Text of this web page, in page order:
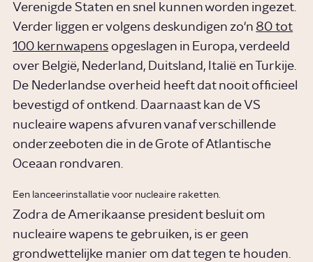
Verenigde Staten en snel kunnen worden ingezet.
Verder liggen er volgens deskundigen zo'n 80 tot
100 kernwapens opgeslagen in Europa, verdeeld
over België, Nederland, Duitsland, Italië en Turkije.
De Nederlandse overheid heeft dat nooit officieel
bevestigd of ontkend. Daarnaast kan de VS
nucleaire wapens afvuren vanaf verschillende
onderzeeboten die in de Grote of Atlantische
Oceaan rondvaren.
Een lanceerinstallatie voor nucleaire raketten.
Zodra de Amerikaanse president besluit om
nucleaire wapens te gebruiken, is er geen
grondwettelijke manier om dat tegen te houden.